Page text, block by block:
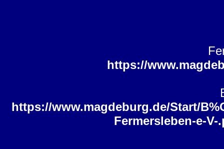
https://
https://www.magdeburg.de/Start/
Fermersleben-e-V-